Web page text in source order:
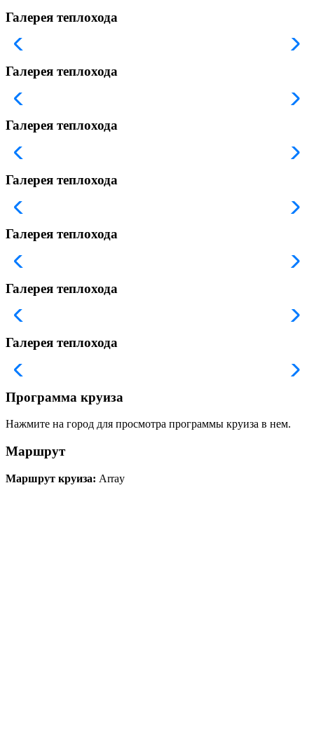
Галерея теплохода
Галерея теплохода
Галерея теплохода
Галерея теплохода
Галерея теплохода
Галерея теплохода
Галерея теплохода
Программа круиза
Нажмите на город для просмотра программы круиза в нем.
Маршрут
Маршрут круиза: Array